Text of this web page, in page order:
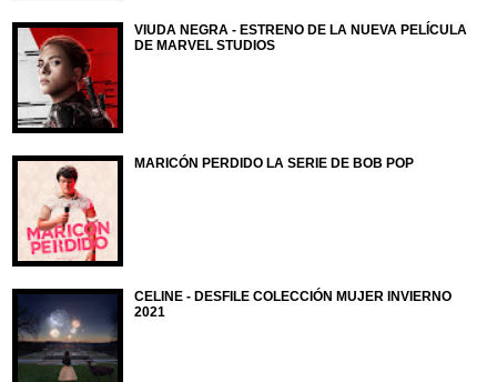
VIUDA NEGRA - ESTRENO DE LA NUEVA PELÍCULA
DE MARVEL STUDIOS
MARICÓN PERDIDO LA SERIE DE BOB POP
CELINE - DESFILE COLECCIÓN MUJER INVIERNO
2021